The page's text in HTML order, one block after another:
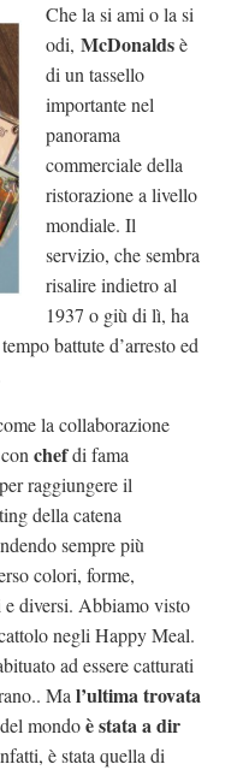
Che la si ami o la si
odi, McDonaldsè
di un tassello
importante nel
panorama
commerciale della
ristorazione a livello
mondiale. Il
servizio, che sembra
risalire indietro al
1937 o giù di lì, ha
battute d’arresto ed
la collaborazione
chefdi fama
raggiungere il
della catena
sempre più
colori, forme,
e diversi. Abbiamo visto
negli Happy Meal.
ad essere catturati
Ma l’ultima trovata
mondoè stata a dir
è stata quella di